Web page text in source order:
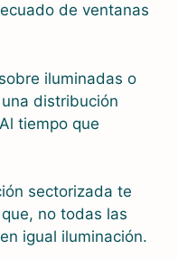
de ventanas
iluminadas o
distribución
tiempo que
sectorizada te
no todas las
igual iluminación.